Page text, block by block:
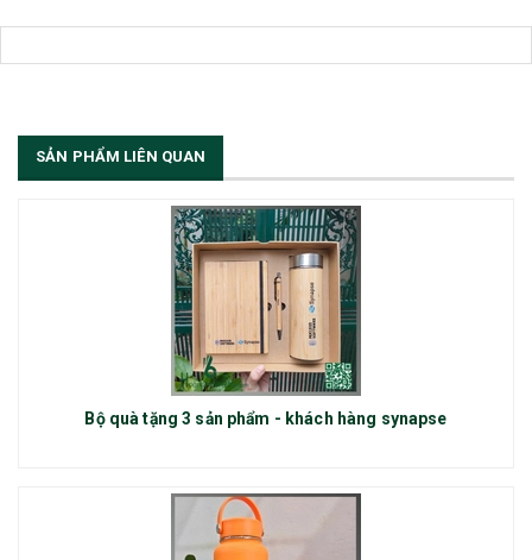
SẢN PHẨM LIÊN QUAN
Bộ quà tặng 3 sản phẩm - khách hàng synapse